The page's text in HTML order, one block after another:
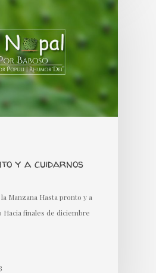
y a cuidarnos
Manzana Hasta pronto y a
Hacia finales de diciembre